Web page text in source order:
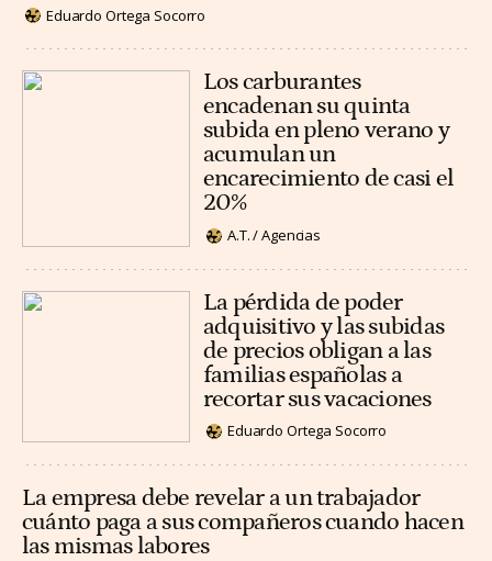
Eduardo Ortega Socorro
Los carburantes
encadenan su quinta
subida en pleno verano y
acumulan un
encarecimiento de casi el
20%
A.T. / Agencias
La pérdida de poder
adquisitivo y las subidas
de precios obligan a las
familias españolas a
recortar sus vacaciones
Eduardo Ortega Socorro
La empresa debe revelar a un trabajador
cuánto paga a sus compañeros cuando hacen
las mismas labores